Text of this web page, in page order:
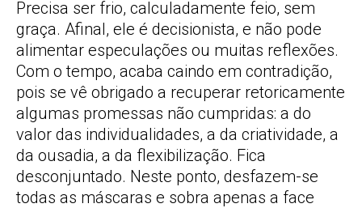
Precisa ser frio, calculadamente feio, sem
graça. Afinal, ele é decisionista, e não pode
alimentar especulações ou muitas reflexões.
Com o tempo, acaba caindo em contradição,
pois se vê obrigado a recuperar retoricamente
algumas promessas não cumpridas: a do
valor das individualidades, a da criatividade, a
da ousadia, a da flexibilização. Fica
desconjuntado. Neste ponto, desfazem-se
todas as máscaras e sobra apenas a face